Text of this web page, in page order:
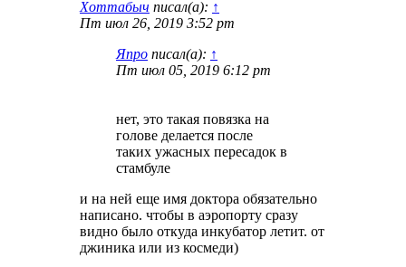
Хоттабыч писал(а): ↑
Пт июл 26, 2019 3:52 pm
Япро писал(а): ↑
Пт июл 05, 2019 6:12 pm
нет, это такая повязка на
голове делается после
таких ужасных пересадок в
стамбуле
и на ней еще имя доктора обязательно
написано. чтобы в аэропорту сразу
видно было откуда инкубатор летит. от
джиника или из космеди)